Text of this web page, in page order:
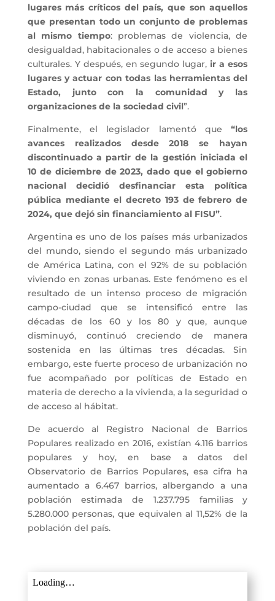
lugares más críticos del país, que son aquellos
que presentan todo un conjunto de problemas
al mismo tiempo: problemas de violencia, de
desigualdad, habitacionales o de acceso a bienes
culturales. Y después, en segundo lugar,ir a esos
lugares y actuar con todas las herramientas del
Estado, junto con la comunidad y las
organizaciones de la sociedad civil”.
Finalmente, el legislador lamentó que“los
avances realizados desde 2018 se hayan
discontinuado a partir de la gestión iniciada el
10 de diciembre de 2023, dado que el gobierno
nacional decidió desfinanciar esta política
pública mediante el decreto 193 de febrero de
2024, que dejó sin financiamiento al FISU”.
Argentina es uno de los países más urbanizados
del mundo, siendo el segundo más urbanizado
de América Latina, con el 92% de su población
viviendo en zonas urbanas. Este fenómeno es el
resultado de un intenso proceso de migración
campo-ciudad que se intensificó entre las
décadas de los 60 y los 80 y que, aunque
disminuyó, continuó creciendo de manera
sostenida en las últimas tres décadas. Sin
embargo, este fuerte proceso de urbanización no
fue acompañado por políticas de Estado en
materia de derecho a la vivienda, a la seguridad o
de acceso al hábitat.
De acuerdo al Registro Nacional de Barrios
Populares realizado en 2016, existían 4.116 barrios
populares y hoy, en base a datos del
Observatorio de Barrios Populares, esa cifra ha
aumentado a 6.467 barrios, albergando a una
población estimada de 1.237.795 familias y
5.280.000 personas, que equivalen al 11,52% de la
población del país.